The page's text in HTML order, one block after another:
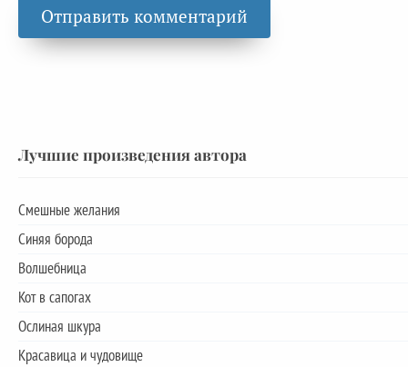
Лучшие произведения автора
Смешные желания
Синяя борода
Волшебница
Кот в сапогах
Ослиная шкура
Красавица и чудовище